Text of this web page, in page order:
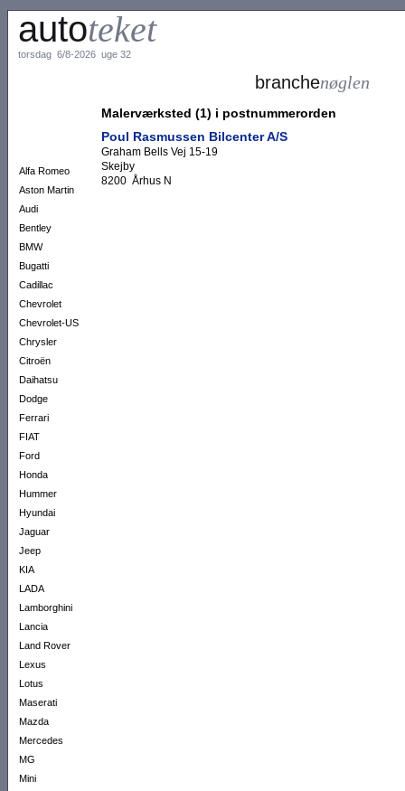
autoteket
torsdag 6/8-2026 uge 32
Alfa Romeo
Aston Martin
Audi
Bentley
BMW
Bugatti
Cadillac
Chevrolet
Chevrolet-US
Chrysler
Citroën
Daihatsu
Dodge
Ferrari
FIAT
Ford
Honda
Hummer
Hyundai
Jaguar
Jeep
KIA
LADA
Lamborghini
Lancia
Land Rover
Lexus
Lotus
Maserati
Mazda
Mercedes
MG
Mini
branchenøglen
Malerværksted (1) i postnummerorden
Poul Rasmussen Bilcenter A/S
Graham Bells Vej 15-19
Skejby
8200 Århus N